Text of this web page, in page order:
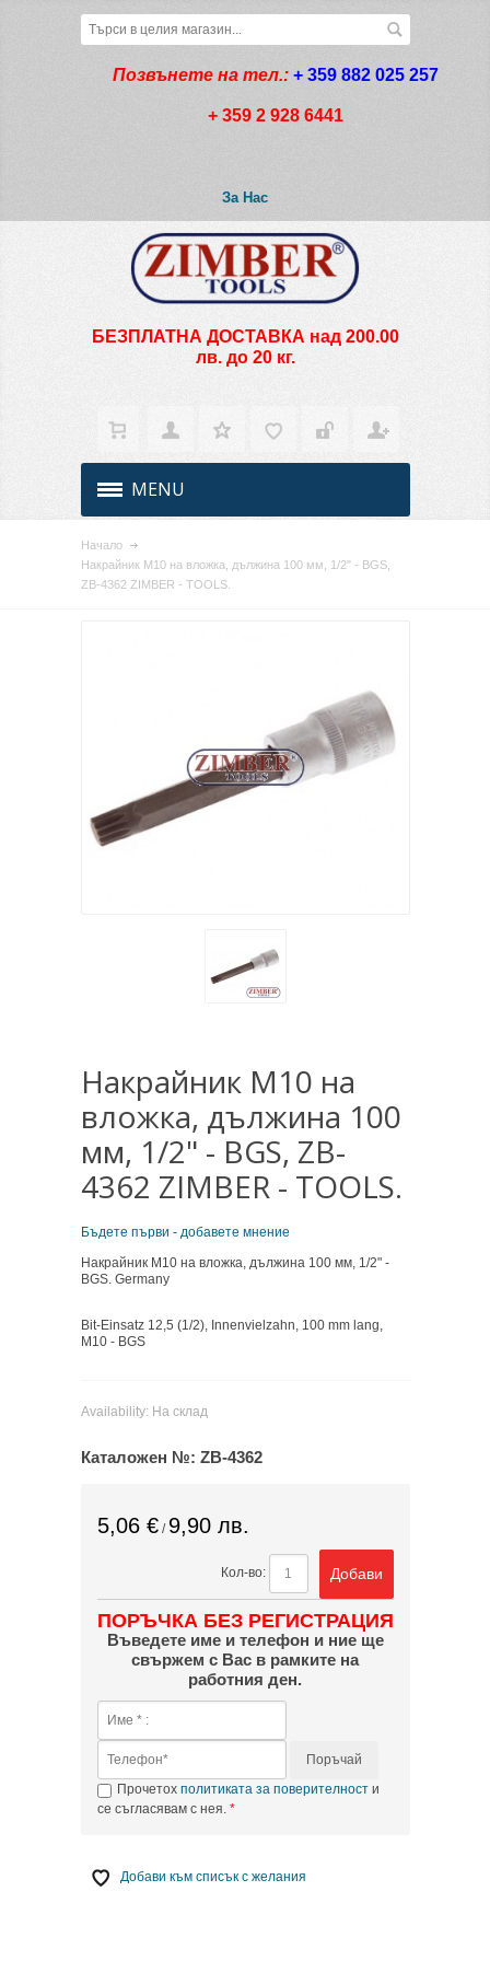
Позвънете на тел.: + 359 882 025 257
+ 359 2 928 6441
За Нас
БЕЗПЛАТНА ДОСТАВКА над 200.00
лв. до 20 кг.
MENU
Начало
Накрайник M10 на вложка, дължина 100 мм, 1/2" - BGS,
ZB-4362 ZIMBER - TOOLS.
Накрайник M10 на
вложка, дължина 100
мм, 1/2" - BGS, ZB-
4362 ZIMBER - TOOLS.
Бъдете първи - добавете мнение
Накрайник M10 на вложка, дължина 100 мм, 1/2" -
BGS. Germany
Bit-Einsatz 12,5 (1/2), Innenvielzahn, 100 mm lang,
M10 - BGS
Availability: На склад
Каталожен №: ZB-4362
5,06 €/ 9,90 лв.
Кол-во: Добави
ПОРЪЧКА БЕЗ РЕГИСТРАЦИЯ
Въведете име и телефон и ние ще
свържем с Вас в рамките на
работния ден.
Поръчай
Прочетох политиката за поверителности
се съгласявам с нея.
Добави към списък с желания